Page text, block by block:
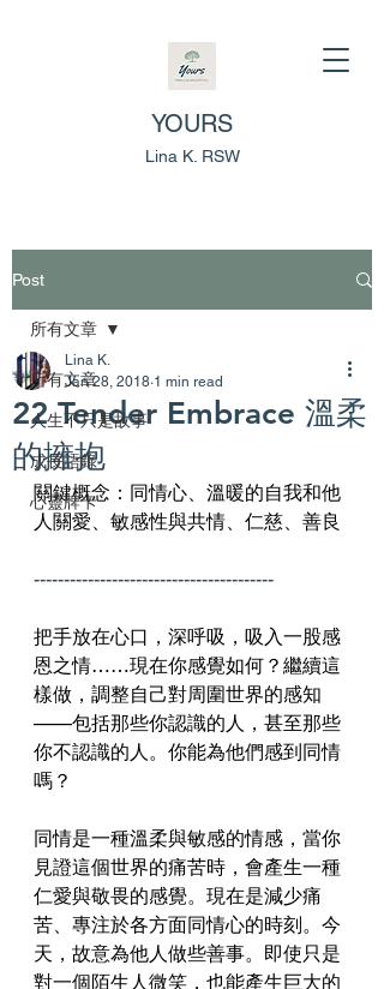
YOURS
Lina K. RSW
Post
所有文章
人生不只是故事
成長語錄
心靈牌卡
所有文章
22 Tender Embrace 溫柔
的擁抱
Lina K.
Jan 28, 2018 1 min read
關鍵概念：同情心、溫暖的自我和他
人關愛、敏感性與共情、仁慈、善良
----------------------------------------
把手放在心口，深呼吸，吸入一股感
恩之情……現在你感覺如何？繼續這
樣做，調整自己對周圍世界的感知
——包括那些你認識的人，甚至那些
你不認識的人。你能為他們感到同情
嗎？
同情是一種溫柔與敏感的情感，當你
見證這個世界的痛苦時，會產生一種
仁愛與敬畏的感覺。現在是減少痛
苦、專注於各方面同情心的時刻。今
天，故意為他人做些善事。即使只是
對一個陌生人微笑，也能產生巨大的